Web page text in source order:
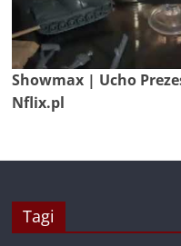
Showmax | Ucho
Nflix.pl
Tagi